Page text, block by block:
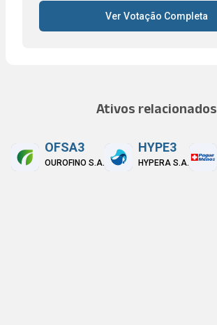
Ver Votação Completa
Ativos relacionados
OFSA3
OUROFINO S.A.
HYPE3
HYPERA S.A.